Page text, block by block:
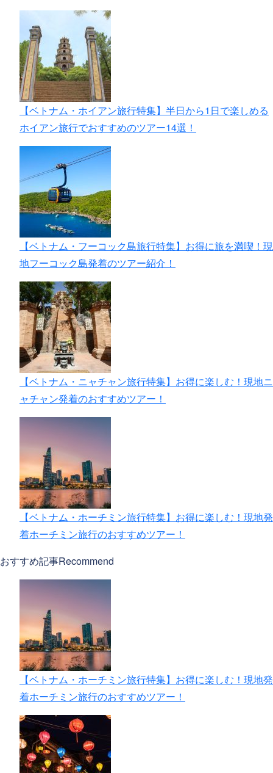
【ベトナム・ホイアン旅行特集】半日から1日で楽しめる
ホイアン旅行でおすすめのツアー14選！
【ベトナム・フーコック島旅行特集】お得に旅を満喫！現
地フーコック島発着のツアー紹介！
【ベトナム・ニャチャン旅行特集】お得に楽しむ！現地ニ
ャチャン発着のおすすめツアー！
【ベトナム・ホーチミン旅行特集】お得に楽しむ！現地発
着ホーチミン旅行のおすすめツアー！
おすすめ記事Recommend
【ベトナム・ホーチミン旅行特集】お得に楽しむ！現地発
着ホーチミン旅行のおすすめツアー！